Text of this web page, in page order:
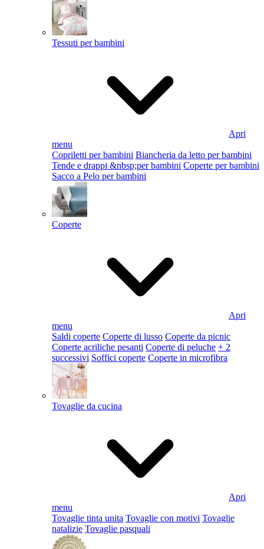
Tessuti per bambini
Apri
menu
Copriletti per bambini Biancheria da letto per bambini
Tende e drappi &nbsp;per bambini Coperte per bambini
Sacco a Pelo per bambini
Coperte
Apri
menu
Saldi coperte Coperte di lusso Coperte da picnic
Coperte acriliche pesanti Coperte di peluche + 2
successivi Soffici coperte Coperte in microfibra
Tovaglie da cucina
Apri
menu
Tovaglie tinta unita Tovaglie con motivi Tovaglie
natalizie Tovaglie pasquali